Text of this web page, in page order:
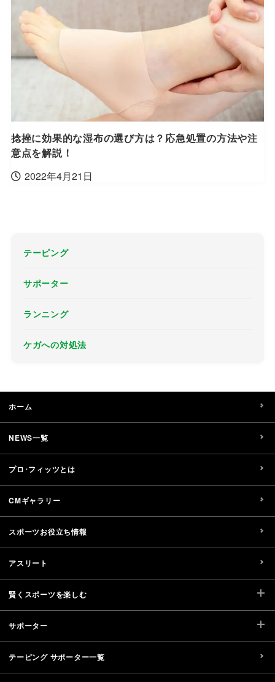
捻挫に効果的な湿布の選び方は？応急処置の方法や注
意点を解説！
2022年4月21日
テーピング
サポーター
ランニング
ケガへの対処法
ホーム
NEWS一覧
プロ･フィッツとは
CMギャラリー
スポーツお役立ち情報
アスリート
賢くスポーツを楽しむ
サポーター
テーピング サポーター一覧